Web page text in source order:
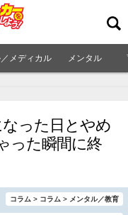
メディカル メンタル
った日とやめ
った瞬間に終
コラム > コラム > メンタル／教育